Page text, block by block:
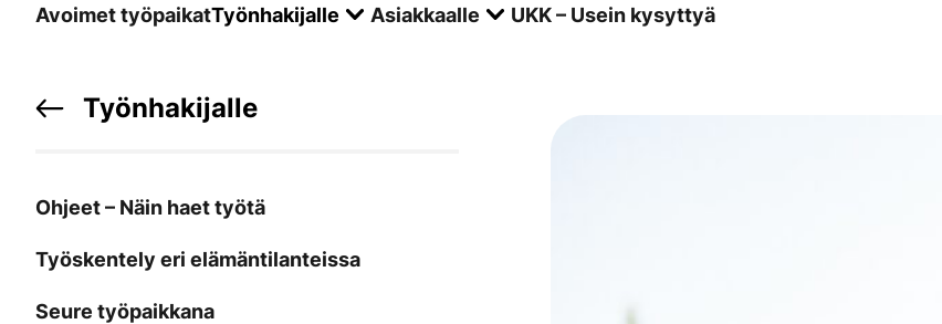
Avoimet työpaikatTyönhakijalle Asiakkaalle UKK – Usein kysyttyä
Työnhakijalle
Ohjeet – Näin haet työtä
Työskentely eri elämäntilanteissa
Seure työpaikkana